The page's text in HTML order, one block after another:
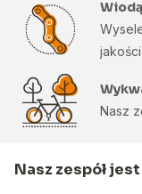
jakości
Nasz
Nasz zespół